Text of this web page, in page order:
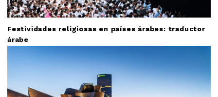
Festividades religiosas en países árabes: traductor
árabe